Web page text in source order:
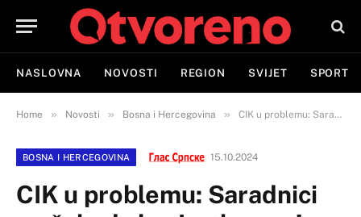
NASLOVNA NOVOSTI REGION SVIJET SPORT
Home » Novosti » Bosna i Hercegovina » CIK u problemu: Saradnici ne žele da broje glasove!
BOSNA I HERCEGOVINA 15.10.2024
CIK u problemu: Saradnici